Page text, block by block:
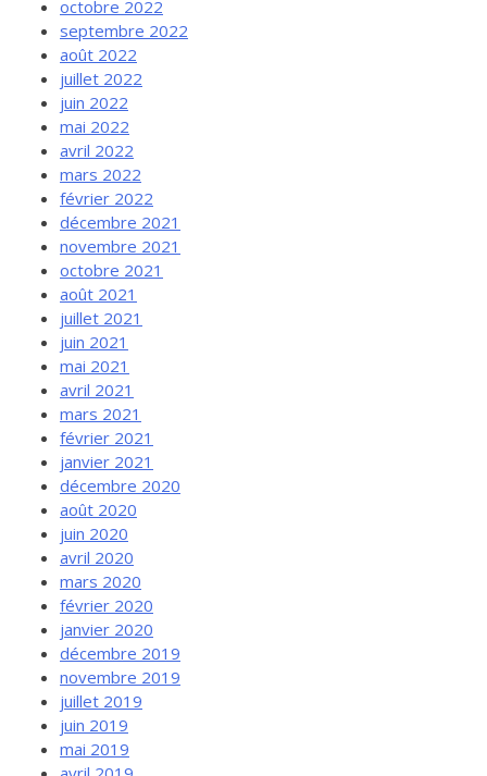
octobre 2022
septembre 2022
août 2022
juillet 2022
juin 2022
mai 2022
avril 2022
mars 2022
février 2022
décembre 2021
novembre 2021
octobre 2021
août 2021
juillet 2021
juin 2021
mai 2021
avril 2021
mars 2021
février 2021
janvier 2021
décembre 2020
août 2020
juin 2020
avril 2020
mars 2020
février 2020
janvier 2020
décembre 2019
novembre 2019
juillet 2019
juin 2019
mai 2019